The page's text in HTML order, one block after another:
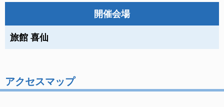
開催会場
旅館 喜仙
アクセスマップ